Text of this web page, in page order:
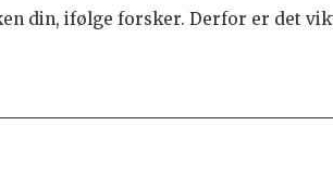
din, ifølge forsker. Derfor er det